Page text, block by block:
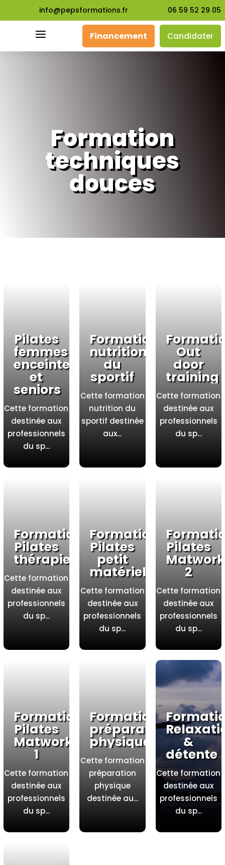
info@pepsformations.fr 06 59 52 29 05
a Financement Candidater
Formation
techniques
douces
Pilates
femmes
enceintes
et
seniors
Cette formation
destinée aux
professionnels
du sp...
Formation
nutrition
du
sportif
Cette formation
nutrition du
sportif destinée
aux...
Out
door
training
Cette formation
destinée aux
professionnels
du sp...
Formation
Pilates
thérapie
Cette formation
destinée aux
professionnels
du sp...
Formation
Pilates
petit
matériel
Cette formation
destinée aux
professionnels
du sp...
Pilates
Matwork
2
Cette formation
destinée aux
professionnels
du sp...
Formation
Pilates
Matwork
1
Cette formation
destinée aux
professionnels
du sp...
Formation
préparation
physique
Cette formation
préparation
physique
destinée au...
&
détente
Cette formation
destinée aux
professionnels
du sp...